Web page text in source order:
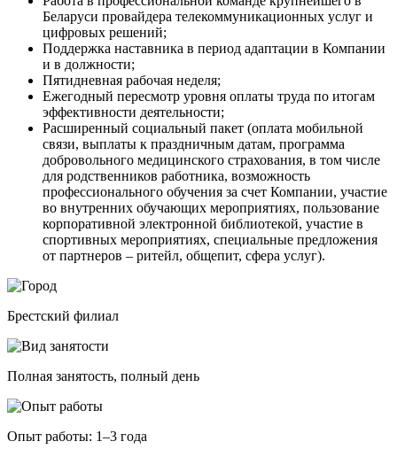
Беларуси провайдера телекоммуникационных услуг и
цифровых решений;
Поддержка наставника в период адаптации в Компании
и в должности;
Пятидневная рабочая неделя;
Ежегодный пересмотр уровня оплаты труда по итогам
эффективности деятельности;
Расширенный социальный пакет (оплата мобильной
связи, выплаты к праздничным датам, программа
добровольного медицинского страхования, в том числе
для родственников работника, возможность
профессионального обучения за счет Компании, участие
во внутренних обучающих мероприятиях, пользование
корпоративной электронной библиотекой, участие в
спортивных мероприятиях, специальные предложения
от партнеров – ритейл, общепит, сфера услуг).
Брестский филиал
Полная занятость, полный день
Опыт работы: 1–3 года